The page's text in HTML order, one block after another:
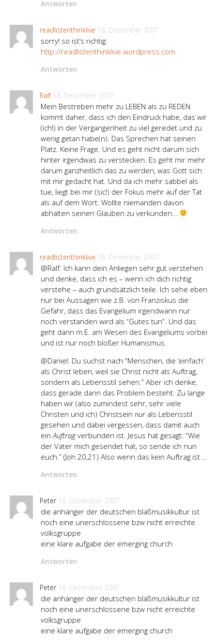
Antworten
readlistenthinklive 18. Dezember 2007
sorry! so ist’s richtig:
http://readlistenthinklive.wordpress.com
Antworten
Ralf 18. Dezember 2007
Mein Bestreben mehr zu LEBEN als zu REDEN
kommt daher, dass ich den Eindruck habe, das wir
(ich!) in der Vergangenheit zu viel geredet und zu
wenig getan habe(n). Das Sprechen hat seinen
Platz. Keine Frage. Und es geht nicht darum sich
hinter irgendwas zu verstecken. Es geht mir mehr
darum ganzheitlich das zu werden, was Gott sich
mit mir gedacht hat. Und da ich mehr sabbel als
tue, liegt bei mir (sic!) der Fokus mehr auf der Tat
als auf dem Wort. Wollte niemanden davon
abhalten seinen Glauben zu verkünden…
Antworten
readlistenthinklive 18. Dezember 2007
@Ralf: Ich kann dein Anliegen sehr gut verstehen
und denke, dass ich es – wenn ich dich richtig
verstehe – auch grundsätzlich teile. Ich sehe eben
nur bei Aussagen wie z.B. von Franziskus die
Gefahr, dass das Evangelium irgendwann nur
noch verstanden wird als “Gutes tun”. Und das
geht dann m.E. am Wesen des Evangeliums vorbei
und ist nur noch bloßer Humanismus.
@Daniel: Du suchst nach “Menschen, die ‘einfach’
als Christ leben, weil sie Christ nicht als Auftrag,
sondern als Lebensstil sehen.” Aber ich denke,
dass gerade darin das Problem besteht: Zu lange
haben wir (also zumindest sehr, sehr viele
Christen und ich) Christsein nur als Lebensstil
gesehen und dabei vergessen, dass damit auch
ein Auftrag verbunden ist. Jesus hat gesagt: “Wie
der Vater mich gesendet hat, so sende ich nun
euch.” (Joh 20,21) Also wenn das kein Auftrag ist …
Antworten
Peter 18. Dezember 2007
die anhänger der deutschen blaßmusikkultur ist
noch eine unerschlossene bzw nicht erreichte
volksgruppe
eine klare aufgabe der emerging church
Antworten
Peter 18. Dezember 2007
die anhänger der deutschen blaßmusikkultur ist
noch eine unerschlossene bzw nicht erreichte
volksgruppe
eine klare aufgabe der emerging church